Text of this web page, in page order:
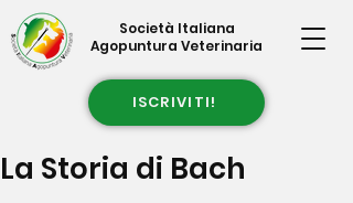
Società Italiana
Agopuntura Veterinaria
ISCRIVITI!
La Storia di Bach